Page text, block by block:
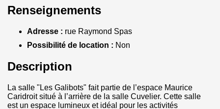
Renseignements
Adresse : rue Raymond Spas
Possibilité de location : Non
Description
La salle "Les Galibots" fait partie de l’espace Maurice
Caridroit situé à l’arrière de la salle Cuvelier. Cette salle
est un espace lumineux et idéal pour les activités